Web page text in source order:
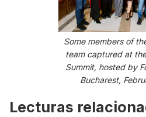
Some members of
team captured at
Summit, hosted by
Bucharest,
Lecturas